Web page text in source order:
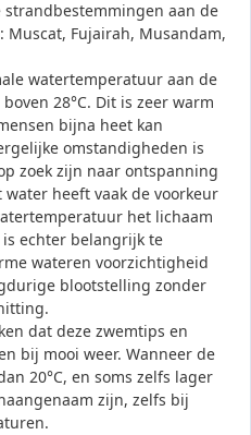
aan de
Muscat, Fujairah, Musandam,
watertemperatuur aan de
28°C. Dit is zeer warm
bijna heet kan
omstandigheden is
zoek zijn naar ontspanning
heeft vaak de voorkeur
het lichaam
echter belangrijk te
wateren voorzichtigheid
blootstelling zonder
dat deze zwemtips en
bij mooi weer. Wanneer de
20°C, en soms zelfs lager
zijn, zelfs bij